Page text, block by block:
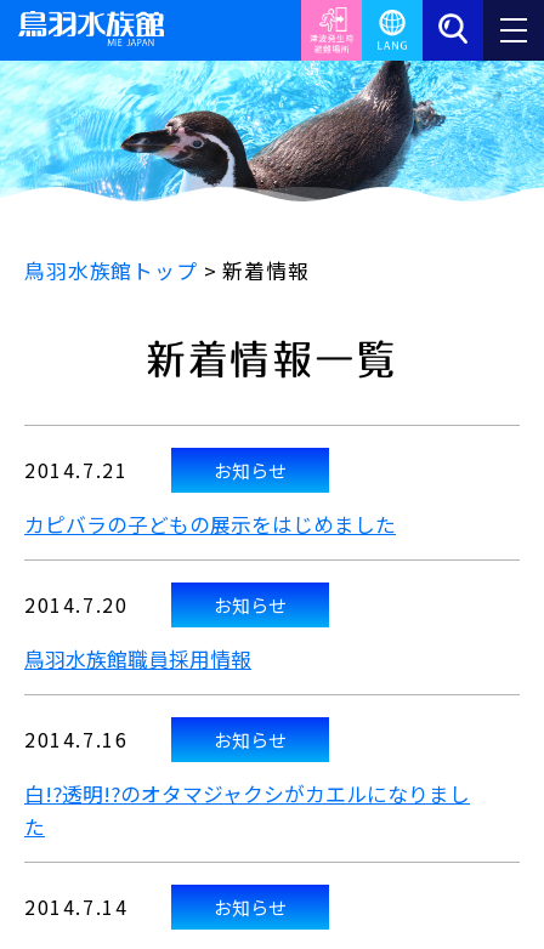
鳥羽水族館トップ >新着情報
新着情報一覧
2014.7.21 お知らせ
カピバラの子どもの展示をはじめました
2014.7.20 お知らせ
鳥羽水族館職員採用情報
2014.7.16 お知らせ
白!?透明!?のオタマジャクシがカエルになりまし
た
2014.7.14 お知らせ